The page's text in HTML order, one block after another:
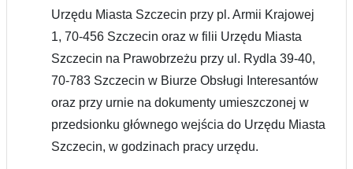
Urzędu Miasta Szczecin przy pl. Armii Krajowej
1, 70-456 Szczecin oraz w filii Urzędu Miasta
Szczecin na Prawobrzeżu przy ul. Rydla 39-40,
70-783 Szczecin w Biurze Obsługi Interesantów
oraz przy urnie na dokumenty umieszczonej w
przedsionku głównego wejścia do Urzędu Miasta
Szczecin, w godzinach pracy urzędu.